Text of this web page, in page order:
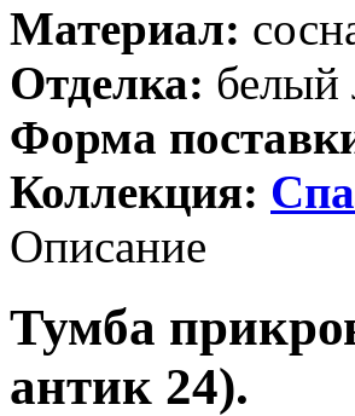
Материал:
Отделка: белый
Форма
Коллекция:
Описание
Тумба
антик 24).